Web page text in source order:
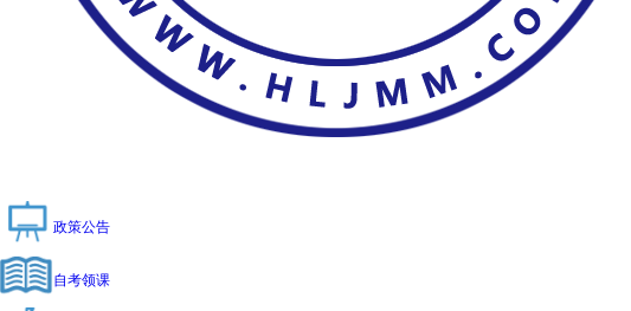
政策公告
自考领课